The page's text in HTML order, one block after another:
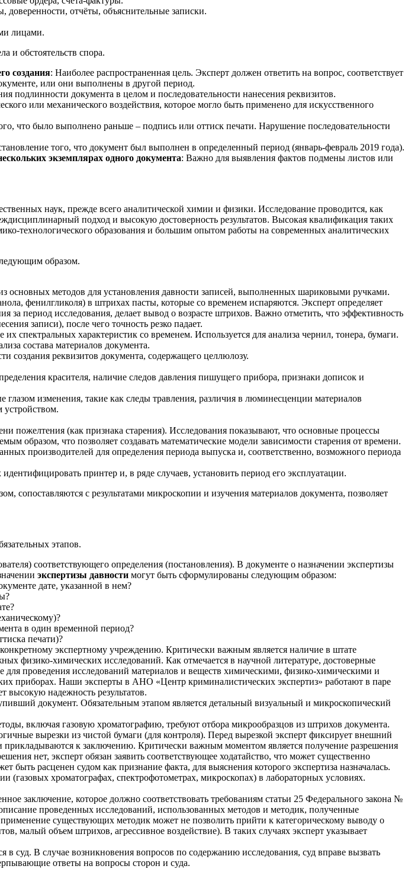
доверенности, отчёты, объяснительные записки.
лицами.
и обстоятельств спора.
создания: Наиболее распространенная цель. Эксперт должен ответить на вопрос, соответствует
или они выполнены в другой период.
подлинности документа в целом и последовательности нанесения реквизитов.
или механического воздействия, которое могло быть применено для искусственного
что было выполнено раньше – подпись или оттиск печати. Нарушение последовательности
того, что документ был выполнен в определенный период (январь-февраль 2019 года).
экземплярах одного документа: Важно для выявления фактов подмены листов или
наук, прежде всего аналитической химии и физики. Исследование проводится, как
подход и высокую достоверность результатов. Высокая квалификация таких
технологического образования и большим опытом работы на современных аналитических
образом.
основных методов для установления давности записей, выполненных шариковыми ручками.
фенилгликоля) в штрихах пасты, которые со временем испаряются. Эксперт определяет
период исследования, делает вывод о возрасте штрихов. Важно отметить, что эффективность
записи), после чего точность резко падает.
спектральных характеристик со временем. Используется для анализа чернил, тонера, бумаги.
состава материалов документа.
создания реквизитов документа, содержащего целлюлозу.
красителя, наличие следов давления пишущего прибора, признаки дописок и
глазом изменения, такие как следы травления, различия в люминесценции материалов
устройством.
пожелтения (как признака старения). Исследования показывают, что основные процессы
образом, что позволяет создавать математические модели зависимости старения от времени.
производителей для определения периода выпуска и, соответственно, возможного периода
принтер и, в ряде случаев, установить период его эксплуатации.
с результатами микроскопии и изучения материалов документа, позволяет
этапов.
соответствующего определения (постановления). В документе о назначении экспертизы
экспертизы давности могут быть сформулированы следующим образом:
дате, указанной в нем?
в один временной период?
печати)?
экспертному учреждению. Критически важным является наличие в штате
физико-химических исследований. Как отмечается в научной литературе, достоверные
проведения исследований материалов и веществ химическими, физико-химическими и
приборах. Наши эксперты в АНО «Центр криминалистических экспертиз» работают в паре
высокую надежность результатов.
документ. Обязательным этапом является детальный визуальный и микроскопический
включая газовую хроматографию, требуют отбора микрообразцов из штрихов документа.
вырезки из чистой бумаги (для контроля). Перед вырезкой эксперт фиксирует внешний
к заключению. Критически важным моментом является получение разрешения
нет, эксперт обязан заявить соответствующее ходатайство, что может существенно
расценен судом как признание факта, для выяснения которого экспертиза назначалась.
(газовых хроматографах, спектрофотометрах, микроскопах) в лабораторных условиях.
заключение, которое должно соответствовать требованиям статьи 25 Федерального закона №
проведенных исследований, использованных методов и методик, полученные
существующих методик может не позволить прийти к категорическому выводу о
малый объем штрихов, агрессивное воздействие). В таких случаях эксперт указывает
в суд. В случае возникновения вопросов по содержанию исследования, суд вправе вызвать
ответы на вопросы сторон и суда.